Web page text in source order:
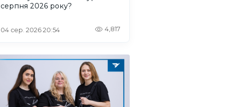
серпня 2026 року?
04 сер. 2026 20:54 4,817